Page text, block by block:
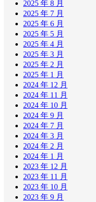
2025 年 8 月
2025 年 7 月
2025 年 6 月
2025 年 5 月
2025 年 4 月
2025 年 3 月
2025 年 2 月
2025 年 1 月
2024 年 12 月
2024 年 11 月
2024 年 10 月
2024 年 9 月
2024 年 7 月
2024 年 3 月
2024 年 2 月
2024 年 1 月
2023 年 12 月
2023 年 11 月
2023 年 10 月
2023 年 9 月